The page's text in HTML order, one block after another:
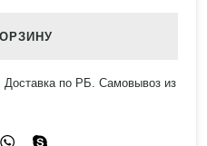
по РБ. Самовывоз из